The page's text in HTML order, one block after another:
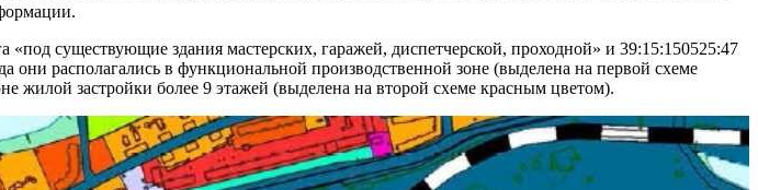
существующие здания мастерских, гаражей, диспетчерской, проходной» и 39:15:150525:47
располагались в функциональной производственной зоне (выделена на первой схеме
жилой застройки более 9 этажей (выделена на второй схеме красным цветом).